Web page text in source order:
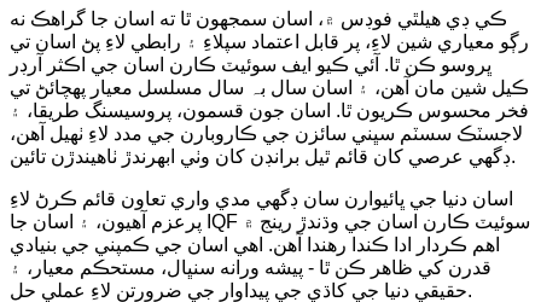
ڪي ڊي هيلٿي فوڊس ۾، اسان سمجهون ٿا ته اسان جا گراهڪ نه
رڳو معياري شين لاءِ، پر قابل اعتماد سپلاءِ ۽ رابطي لاءِ پڻ اسان تي
ڀروسو ڪن ٿا. آئي ڪيو ايف سوئيٽ ڪارن اسان جي اڪثر آرڊر
ڪيل شين مان آهن، ۽ اسان سال بہ سال مسلسل معيار پهچائڻ تي
فخر محسوس ڪريون ٿا. اسان جون قسمون، پروسيسنگ طريقا، ۽
لاجسٽڪ سسٽم سڀني سائزن جي ڪاروبارن جي مدد لاءِ ٺهيل آهن،
ڊگهي عرصي کان قائم ٿيل برانڊن کان وٺي ابھرندڙ ٺاهيندڙن تائين.
اسان دنيا جي ڀائيوارن سان ڊگهي مدي واري تعاون قائم ڪرڻ لاءِ
پرعزم آهيون، ۽ اسان جا IQF سوئيٽ ڪارن اسان جي وڌندڙ رينج ۾
اهم ڪردار ادا ڪندا رهندا آهن. اهي اسان جي ڪمپني جي بنيادي
قدرن کي ظاهر ڪن ٿا - پيشه ورانه سنڀال، مستحڪم معيار، ۽
حقيقي دنيا جي کاڌي جي پيداوار جي ضرورتن لاءِ عملي حل.